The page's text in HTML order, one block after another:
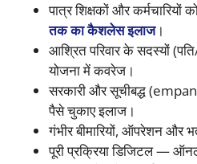
पात्र शिक्षकों और कर्मचारियों
तक का कैशलेस इलाज।
आश्रित परिवार के सदस्यों
योजना में कवरेज।
सरकारी और सूचीबद्ध
पैसे चुकाए इलाज।
गंभीर बीमारियों, ऑपरेशन और
पूरी प्रक्रिया डिजिटल —